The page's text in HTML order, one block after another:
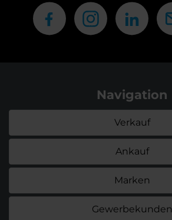
Navigation
Verkauf
Ankauf
Marken
Gewerbekunden